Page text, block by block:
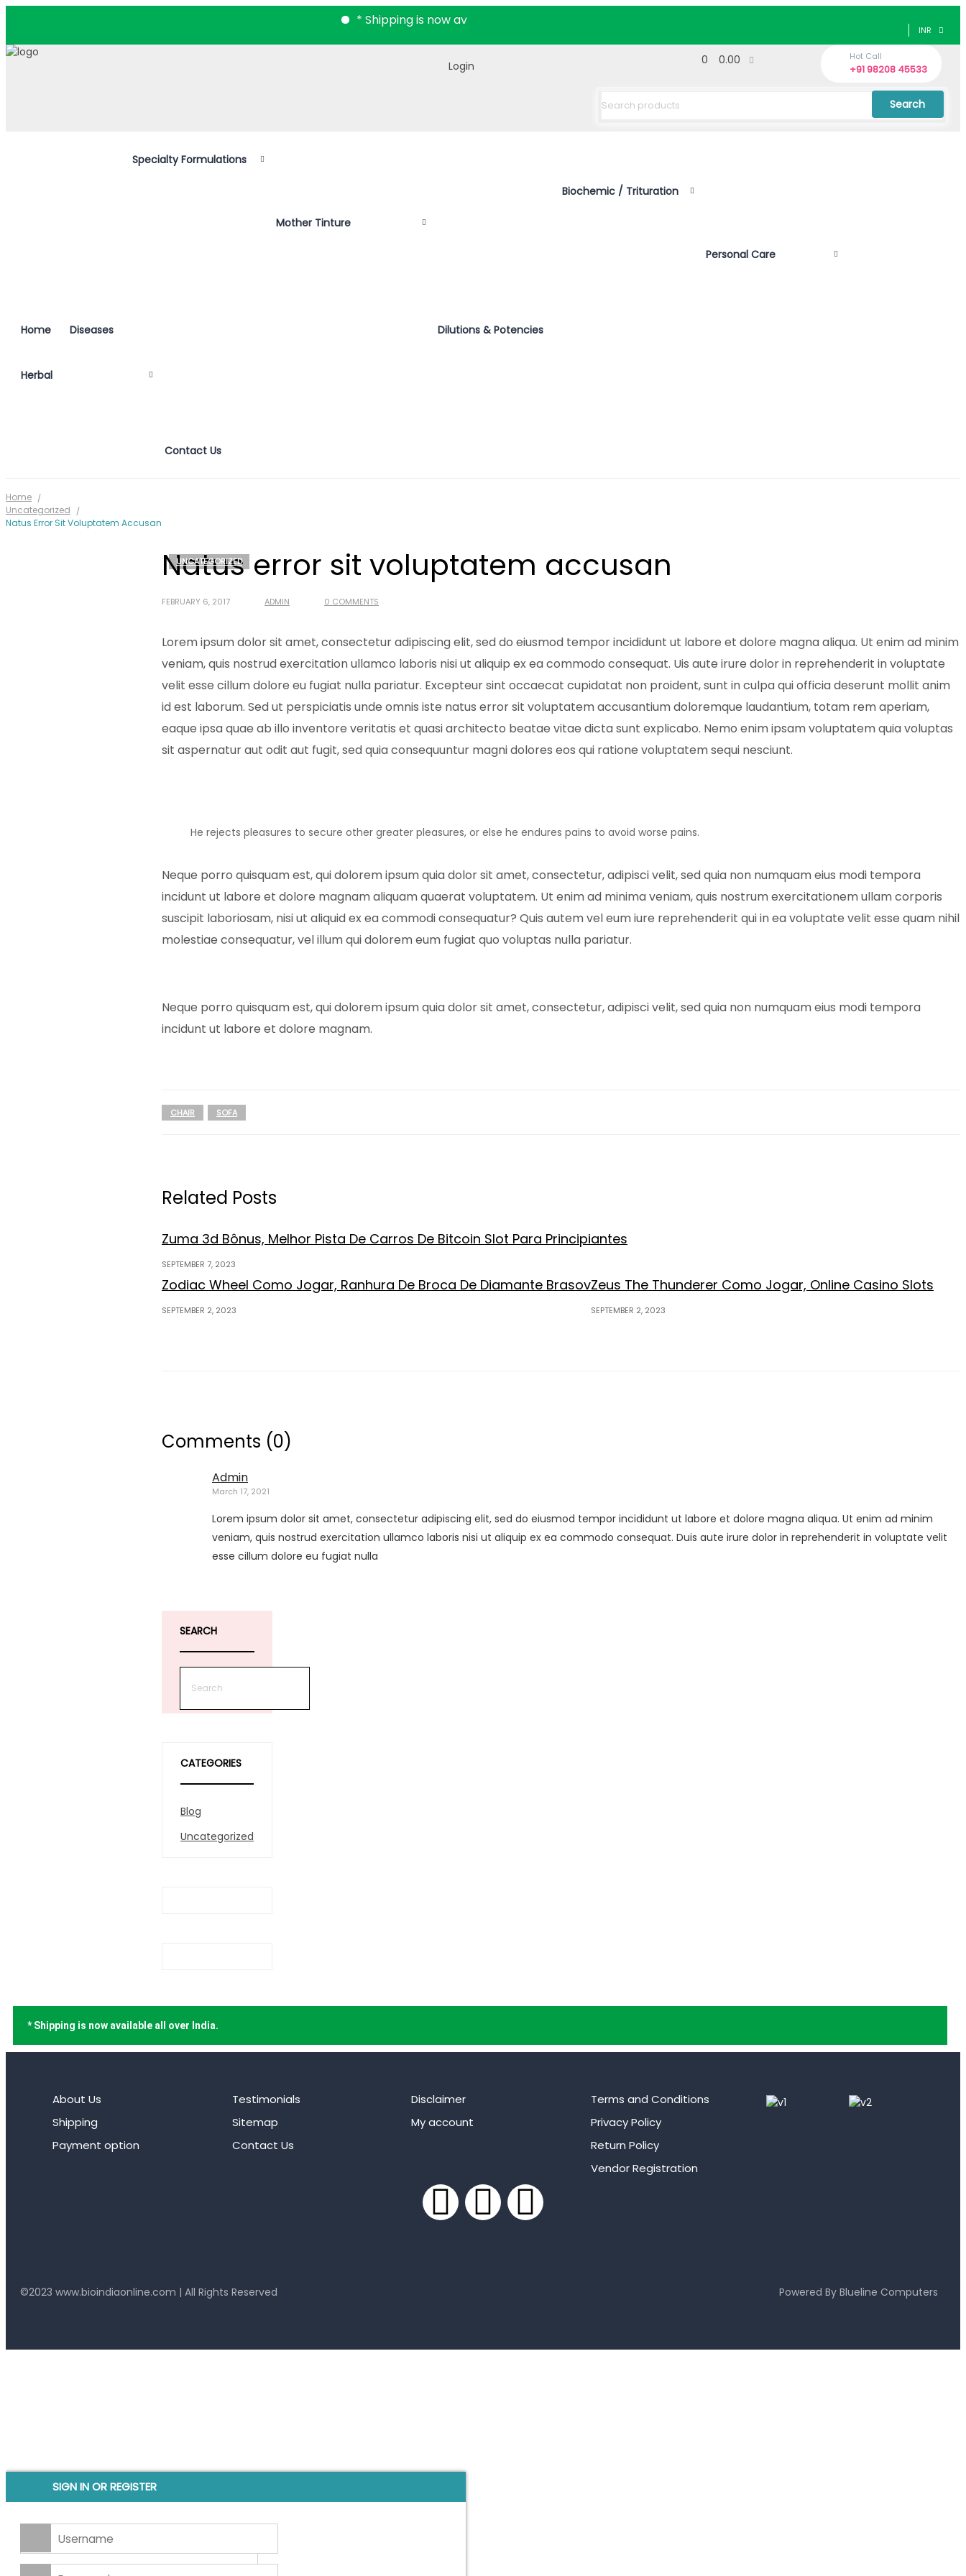
* Shipping is now available all over India.
INR
Login 0 0.00 Hot Call
+91 98208 45533
Search
Home Diseases
Specialty Formulations
Mother Tinture
Dilutions & Potencies
Biochemic / Trituration
Personal Care
Herbal
Contact Us
Home
Uncategorized
Natus Error Sit Voluptatem Accusan
UNCATEGORIZED
Natus error sit voluptatem accusan
FEBRUARY 6, 2017 ADMIN 0 COMMENTS
Lorem ipsum dolor sit amet, consectetur adipiscing elit, sed do eiusmod tempor incididunt ut labore et dolore magna aliqua. Ut enim ad minim
veniam, quis nostrud exercitation ullamco laboris nisi ut aliquip ex ea commodo consequat. Uis aute irure dolor in reprehenderit in voluptate
velit esse cillum dolore eu fugiat nulla pariatur. Excepteur sint occaecat cupidatat non proident, sunt in culpa qui officia deserunt mollit anim
id est laborum. Sed ut perspiciatis unde omnis iste natus error sit voluptatem accusantium doloremque laudantium, totam rem aperiam,
eaque ipsa quae ab illo inventore veritatis et quasi architecto beatae vitae dicta sunt explicabo. Nemo enim ipsam voluptatem quia voluptas
sit aspernatur aut odit aut fugit, sed quia consequuntur magni dolores eos qui ratione voluptatem sequi nesciunt.
He rejects pleasures to secure other greater pleasures, or else he endures pains to avoid worse pains.
Neque porro quisquam est, qui dolorem ipsum quia dolor sit amet, consectetur, adipisci velit, sed quia non numquam eius modi tempora
incidunt ut labore et dolore magnam aliquam quaerat voluptatem. Ut enim ad minima veniam, quis nostrum exercitationem ullam corporis
suscipit laboriosam, nisi ut aliquid ex ea commodi consequatur? Quis autem vel eum iure reprehenderit qui in ea voluptate velit esse quam nihil
molestiae consequatur, vel illum qui dolorem eum fugiat quo voluptas nulla pariatur.
Neque porro quisquam est, qui dolorem ipsum quia dolor sit amet, consectetur, adipisci velit, sed quia non numquam eius modi tempora
incidunt ut labore et dolore magnam.
CHAIR SOFA
Related Posts
Zuma 3d Bônus, Melhor Pista De Carros De Bitcoin Slot Para Principiantes
SEPTEMBER 7, 2023
Zodiac Wheel Como Jogar, Ranhura De Broca De Diamante Brasov
SEPTEMBER 2, 2023
Zeus The Thunderer Como Jogar, Online Casino Slots
SEPTEMBER 2, 2023
Comments (0)
Admin
March 17, 2021
Lorem ipsum dolor sit amet, consectetur adipiscing elit, sed do eiusmod tempor incididunt ut labore et dolore magna aliqua. Ut enim ad minim
veniam, quis nostrud exercitation ullamco laboris nisi ut aliquip ex ea commodo consequat. Duis aute irure dolor in reprehenderit in voluptate velit
esse cillum dolore eu fugiat nulla
SEARCH
CATEGORIES
Blog
Uncategorized
* Shipping is now available all over India.
About Us
Shipping
Payment option
Testimonials
Sitemap
Contact Us
Disclaimer
My account
Terms and Conditions
Privacy Policy
Return Policy
Vendor Registration
©2023 www.bioindiaonline.com | All Rights Reserved
Powered By Blueline Computers
SIGN IN OR REGISTER